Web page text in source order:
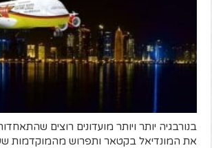
בנורבגיה יותר ויותר מועדונים רוצים
את המונדיאל בקטאר ותפרוש מהמוקדמות